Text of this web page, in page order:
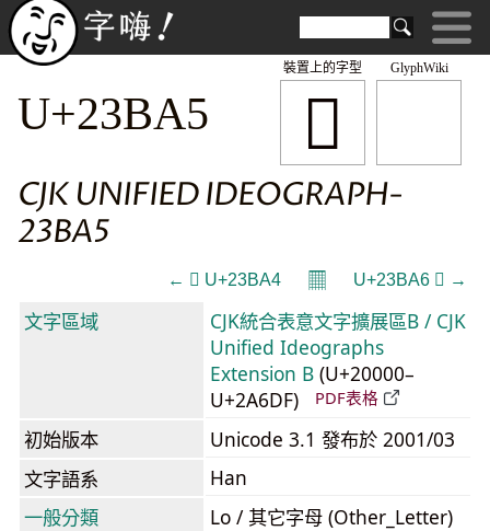
GlyphWiki
𣮥
裝置上的字型
U+23BA5
CJK UNIFIED IDEOGRAPH-
23BA5
← 𣮤 U+23BA4 𝄜 U+23BA6 𣮦 →
文字區域
CJK統合表意文字擴展區B / CJK
Unified Ideographs
Extension B (U+20000–
U+2A6DF)
PDF表格
初始版本
Unicode 3.1 發布於 2001/03
文字語系
Han
一般分類
Lo / 其它字母 (Other_Letter)